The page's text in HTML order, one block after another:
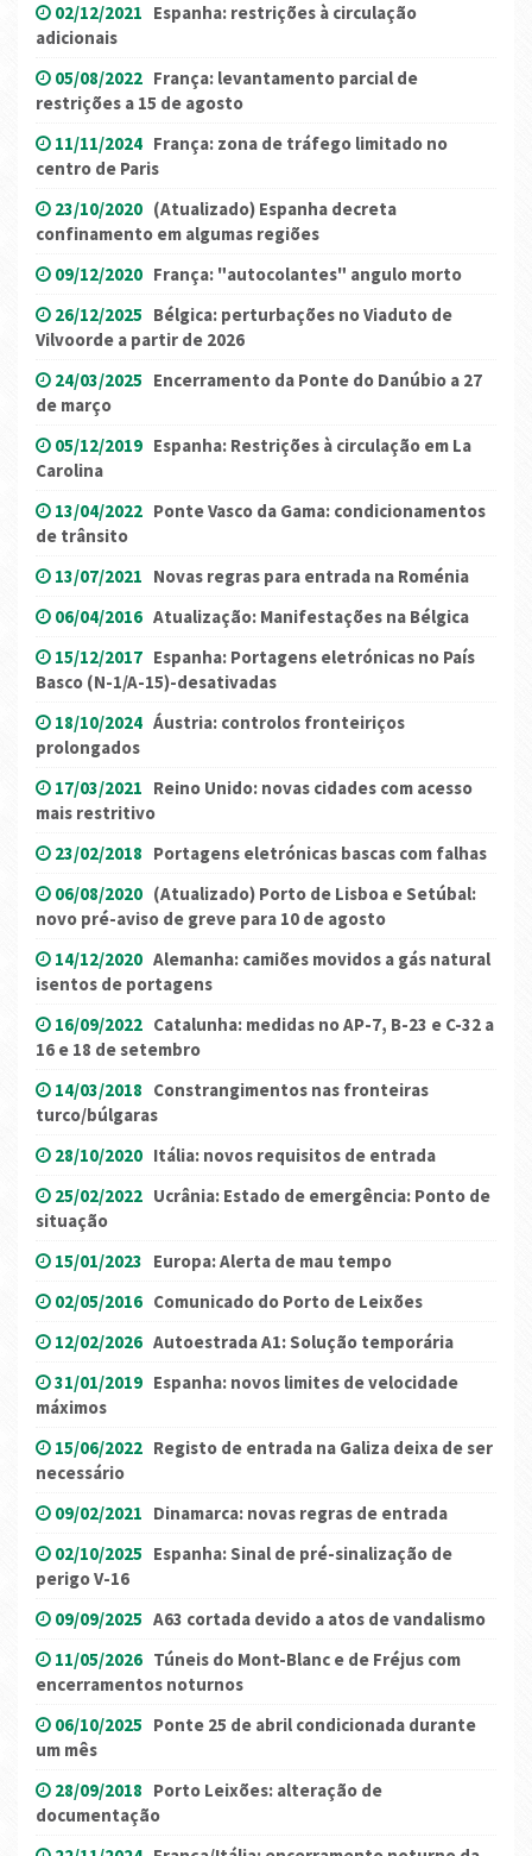
02/12/2021 Espanha: restrições à circulação
adicionais
05/08/2022 França: levantamento parcial de
restrições a 15 de agosto
11/11/2024 França: zona de tráfego limitado no
centro de Paris
23/10/2020 (Atualizado) Espanha decreta
confinamento em algumas regiões
09/12/2020 França: "autocolantes" angulo morto
26/12/2025 Bélgica: perturbações no Viaduto de
Vilvoorde a partir de 2026
24/03/2025 Encerramento da Ponte do Danúbio a 27
de março
05/12/2019 Espanha: Restrições à circulação em La
Carolina
13/04/2022 Ponte Vasco da Gama: condicionamentos
de trânsito
13/07/2021 Novas regras para entrada na Roménia
06/04/2016 Atualização: Manifestações na Bélgica
15/12/2017 Espanha: Portagens eletrónicas no País
Basco (N-1/A-15)-desativadas
18/10/2024 Áustria: controlos fronteiriços
prolongados
17/03/2021 Reino Unido: novas cidades com acesso
mais restritivo
23/02/2018 Portagens eletrónicas bascas com falhas
06/08/2020 (Atualizado) Porto de Lisboa e Setúbal:
novo pré-aviso de greve para 10 de agosto
14/12/2020 Alemanha: camiões movidos a gás natural
isentos de portagens
16/09/2022 Catalunha: medidas no AP-7, B-23 e C-32 a
16 e 18 de setembro
14/03/2018 Constrangimentos nas fronteiras
turco/búlgaras
28/10/2020 Itália: novos requisitos de entrada
25/02/2022 Ucrânia: Estado de emergência: Ponto de
situação
15/01/2023 Europa: Alerta de mau tempo
02/05/2016 Comunicado do Porto de Leixões
12/02/2026 Autoestrada A1: Solução temporária
31/01/2019 Espanha: novos limites de velocidade
máximos
15/06/2022 Registo de entrada na Galiza deixa de ser
necessário
09/02/2021 Dinamarca: novas regras de entrada
02/10/2025 Espanha: Sinal de pré-sinalização de
perigo V-16
09/09/2025 A63 cortada devido a atos de vandalismo
11/05/2026 Túneis do Mont-Blanc e de Fréjus com
encerramentos noturnos
06/10/2025 Ponte 25 de abril condicionada durante
um mês
28/09/2018 Porto Leixões: alteração de
documentação